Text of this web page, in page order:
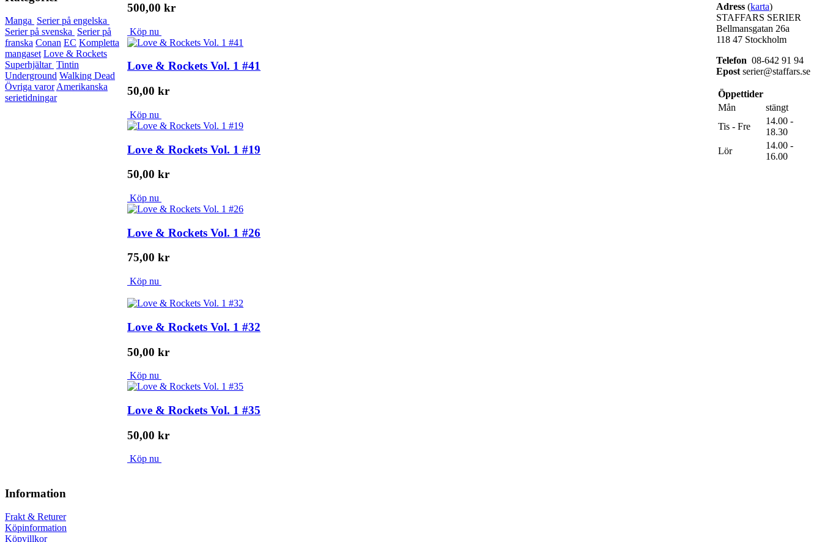
Manga Serier på engelska
Serier på svenska Serier på
franska Conan EC Kompletta
mangaset Love & Rockets
Superhjältar Tintin
Underground Walking Dead
Övriga varorAmerikanska
serietidningar
500,00 kr
Köp nu
Love & Rockets Vol. 1 #41
50,00 kr
Köp nu
Love & Rockets Vol. 1 #19
50,00 kr
Köp nu
Love & Rockets Vol. 1 #26
75,00 kr
Köp nu
Love & Rockets Vol. 1 #32
50,00 kr
Köp nu
Love & Rockets Vol. 1 #35
50,00 kr
Köp nu
Adress (karta)
STAFFARS SERIER
Bellmansgatan 26a
118 47 Stockholm
Telefon 08-642 91 94
Epost serier@staffars.se
Öppettider
Mån
stängt
Tis - Fre
14.00 -
18.30
Lör
14.00 -
16.00
Information
Frakt & Returer
Köpinformation
Köpvillkor